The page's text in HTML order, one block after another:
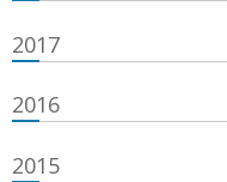
2017
2016
2015